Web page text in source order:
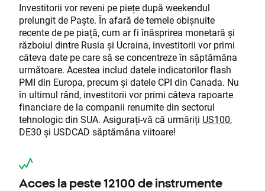
Investitorii vor reveni pe piețe după weekendul
prelungit de Paște. În afară de temele obișnuite
recente de pe piață, cum ar fi înăsprirea monetară și
războiul dintre Rusia și Ucraina, investitorii vor primi
câteva date pe care să se concentreze în săptămâna
următoare. Acestea includ datele indicatorilor flash
PMI din Europa, precum și datele CPI din Canada. Nu
în ultimul rând, investitorii vor primi câteva rapoarte
financiare de la companii renumite din sectorul
tehnologic din SUA. Asigurați-vă că urmăriți US100,
DE30 și USDCAD săptămâna viitoare!
Acces la peste 12100 de instrumente